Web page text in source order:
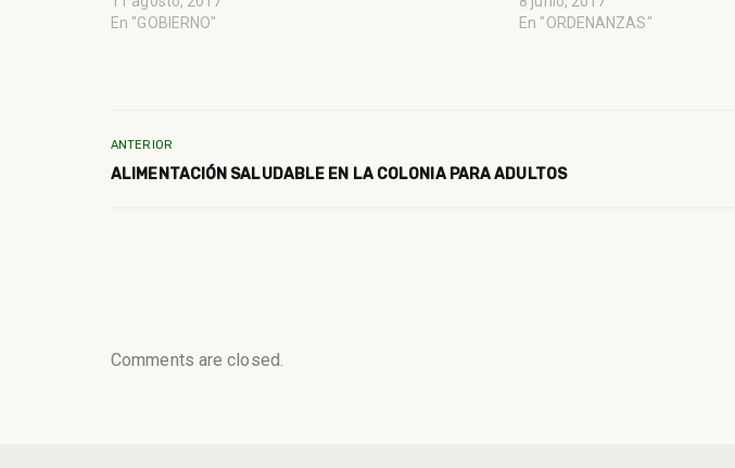
En "GOBIERNO"
En "ORDENANZAS"
ANTERIOR
ALIMENTACIÓN SALUDABLE EN LA COLONIA PARA ADULTOS
Comments are closed.